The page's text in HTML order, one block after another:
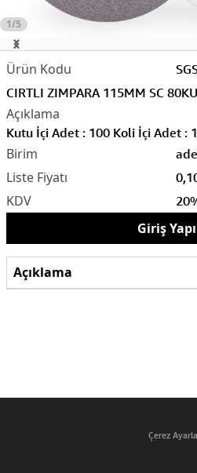
1/5
CIRTLI ZIMPARA 115MM SC
Kutu İçi Adet : 100 Koli İçi Adet :
Giriş
Açıklama
Çerez